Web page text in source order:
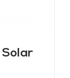
Solar